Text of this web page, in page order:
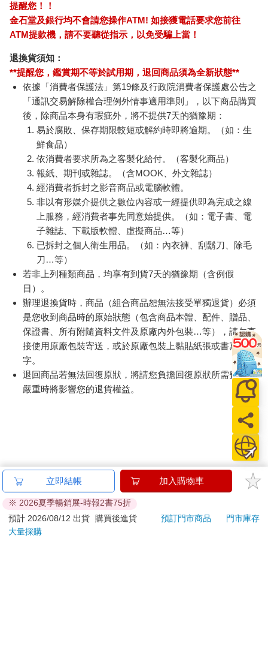
提醒您！！
金石堂及銀行均不會請您操作ATM! 如接獲電話要求您前往
ATM提款機，請不要聽從指示，以免受騙上當！
退換貨須知：
**提醒您，鑑賞期不等於試用期，退回商品須為全新狀態**
依據「消費者保護法」第19條及行政院消費者保護處公告之
「通訊交易解除權合理例外情事適用準則」，以下商品購買
後，除商品本身有瑕疵外，將不提供7天的猶豫期：
易於腐敗、保存期限較短或解約時即將逾期。（如：生
鮮食品）
依消費者要求所為之客製化給付。（客製化商品）
報紙、期刊或雜誌。（含MOOK、外文雜誌）
經消費者拆封之影音商品或電腦軟體。
非以有形媒介提供之數位內容或一經提供即為完成之線
上服務，經消費者事先同意始提供。（如：電子書、電
子雜誌、下載版軟體、虛擬商品…等）
已拆封之個人衛生用品。（如：內衣褲、刮鬍刀、除毛
刀…等）
若非上列種類商品，均享有到貨7天的猶豫期（含例假
日）。
辦理退換貨時，商品（組合商品恕無法接受單獨退貨）必須
是您收到商品時的原始狀態（包含商品本體、配件、贈品、
保證書、所有附隨資料文件及原廠內外包裝…等），請勿直
接使用原廠包裝寄送，或於原廠包裝上黏貼紙張或書寫文
字。
退回商品若無法回復原狀，將請您負擔回復原狀所需費用，
嚴重時將影響您的退貨權益。
立即結帳 加入購物車
※ 2026夏季暢銷展-時報2書75折
預計 2026/08/12 出貨
購買後進貨 預訂門市商品
門市庫存
大量採購